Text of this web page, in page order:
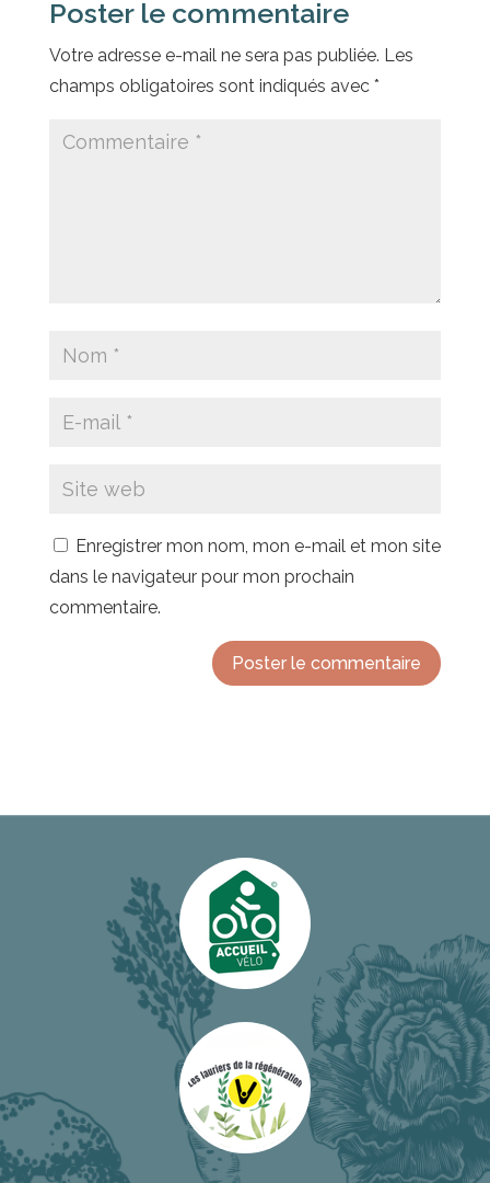
Poster le commentaire
Votre adresse e-mail ne sera pas publiée. Les
champs obligatoires sont indiqués avec *
Enregistrer mon nom, mon e-mail et mon site
dans le navigateur pour mon prochain
commentaire.